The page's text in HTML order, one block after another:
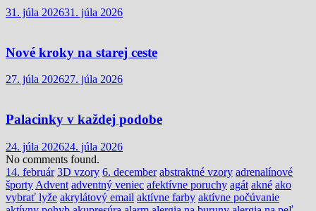
31. júla 202631. júla 2026
Nové kroky na starej ceste
27. júla 202627. júla 2026
Palacinky v každej podobe
24. júla 202624. júla 2026
No comments found.
14. február 3D vzory 6. december abstraktné vzory adrenalínové
športy Advent adventný veniec afektívne poruchy agát akné ako
vybrať lyže akrylátový email aktívne farby aktívne počúvanie